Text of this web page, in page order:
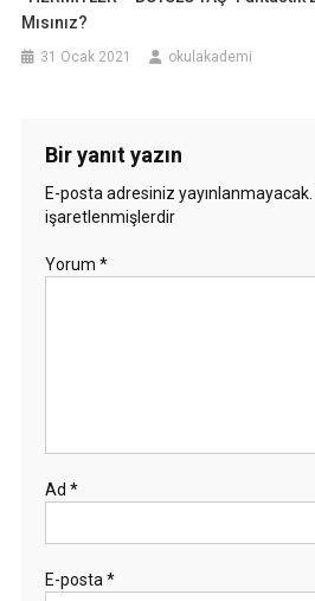
Mısınız?
31 Ocak 2021 okulakademi
Bir yanıt yazın
E-posta adresiniz yayınlanmayacak.
işaretlenmişlerdir
Yorum *
Ad *
E-posta *